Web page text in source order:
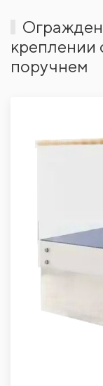
креплении
поручнем